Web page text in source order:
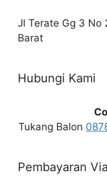
Jl Terate Gg 3 No
Barat
Hubungi Kami
Tukang Balon
Pembayaran Via